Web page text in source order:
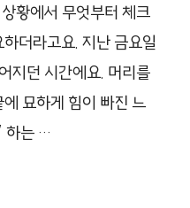
황에서 무엇부터 체크
더라고요. 지난 금요일
지던 시간에요. 머리를
묘하게 힘이 빠진 느
하는 …